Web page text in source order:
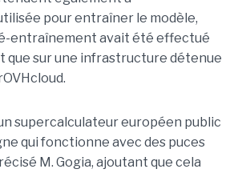
pour entraîner le modèle,
entraînement avait été effectué
que sur une infrastructure détenue
supercalculateur européen public
qui fonctionne avec des puces
M. Gogia, ajoutant que cela